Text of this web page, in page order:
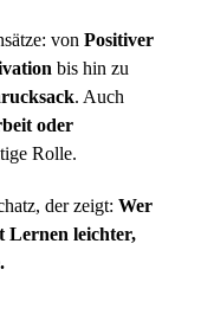
von Positiver
bis hin zu
. Auch
oder
Rolle.
der zeigt: Wer
Lernen leichter,